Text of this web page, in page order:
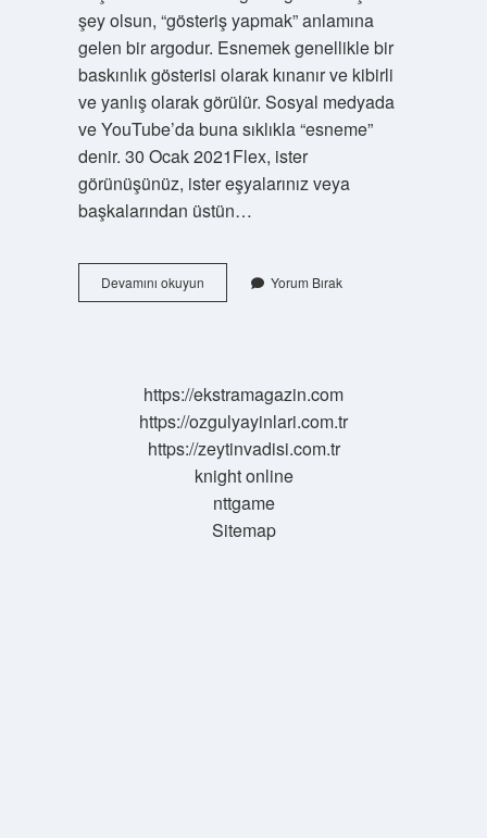
şey olsun, “gösteriş yapmak” anlamına
gelen bir argodur. Esnemek genellikle bir
baskınlık gösterisi olarak kınanır ve kibirli
ve yanlış olarak görülür. Sosyal medyada
ve YouTube’da buna sıklıkla “esneme”
denir. 30 Ocak 2021Flex, ister
görünüşünüz, ister eşyalarınız veya
başkalarından üstün…
Devamını okuyunFlex
Ne
Yorum Bırak
https://ekstramagazin.com
https://ozgulyayinlari.com.tr
https://zeytinvadisi.com.tr
knight online
nttgame
Sitemap